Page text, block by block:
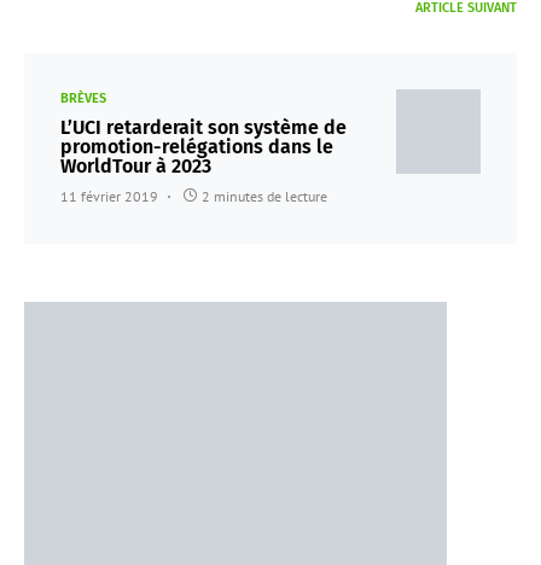
ARTICLE SUIVANT
BRÈVES
L’UCI retarderait son système de
promotion-relégations dans le
WorldTour à 2023
11 février 2019 2 minutes de lecture